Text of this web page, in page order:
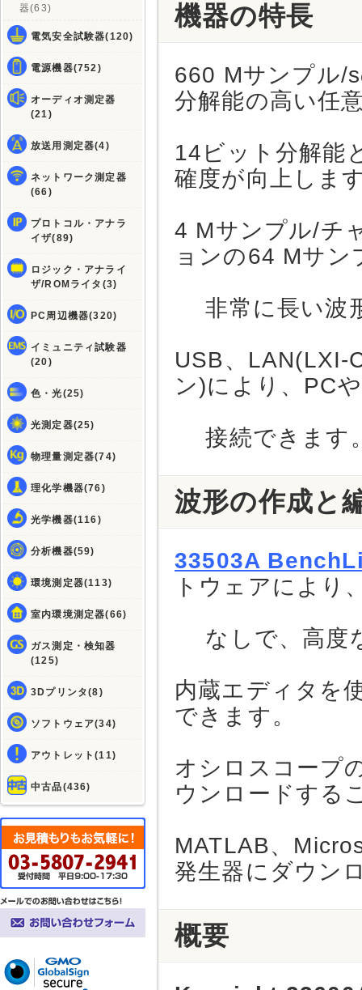
器(63)
電気安全試験器(120)
電源機器(752)
オーディオ測定器
(21)
放送用測定器(4)
ネットワーク測定器
(66)
プロトコル・アナラ
イザ(89)
ロジック・アナライ
ザ/ROMライタ(3)
PC周辺機器(320)
イミュニティ試験器
(20)
色・光(25)
光測定器(25)
物理量測定器(74)
理化学機器(76)
光学機器(116)
分析機器(59)
環境測定器(113)
室内環境測定器(66)
ガス測定・検知器
(125)
3Dプリンタ(8)
ソフトウェア(34)
アウトレット(11)
中古品(436)
機器の特長
660 Mサンプル/
分解能の高い任
14ビット分解能
確度が向上しま
4 Mサンプル/チ
ョンの64 Mサ
非常に長い波
USB、LAN(LXI-
ン)により、PC
接続できます
波形の作成と
33503A
トウェアにより
なしで、高度
内蔵エディタを
できます。
オシロスコープ
ウンロードする
MATLAB、
発生器にダウン
概要